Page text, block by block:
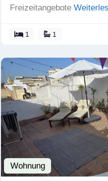
Freizeitangebote
1 1
Wohnung